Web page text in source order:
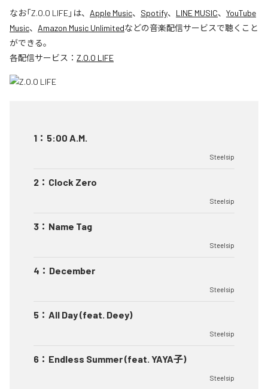
なお「Z.O.O LIFE」は、 Apple Music、 Spotify、 LINE MUSIC、 YouTube
Music、 Amazon Music Unlimitedなどの音楽配信サービスで聴くこと
ができる。
各配信サービス： Z.O.O LIFE
1 ： 5:00 A.M.
Steelsip
2 ： Clock Zero
Steelsip
3 ： Name Tag
Steelsip
4 ： December
Steelsip
5 ： All Day (feat. Deey)
Steelsip
6 ： Endless Summer (feat. YAYA子)
Steelsip